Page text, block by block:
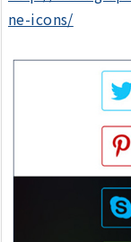
ne-icons/